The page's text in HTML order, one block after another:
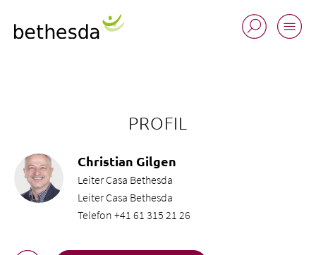
PROFIL
Christian Gilgen
Leiter Casa Bethesda
Leiter Casa Bethesda
Telefon +41 61 315 21 26